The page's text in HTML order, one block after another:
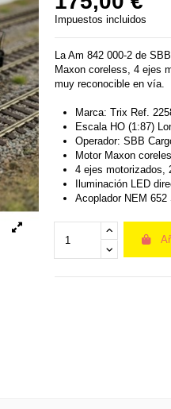
Impuestos incluidos
La Am 842 000-2 de
Maxon coreless, 4 ejes
muy reconocible en vía.
Marca: Trix Ref.
Escala HO (1:87)
Operador: SBB
Motor Maxon
4 ejes motorizados,
Iluminación LED
Acoplador NEM 652